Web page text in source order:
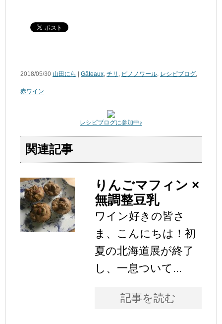
2018/05/30 山田にら Gâteaux, チリ , ピノノワール, レシピブログ,
赤ワイン
レシピブログに参加中♪
関連記事
りんごマフィン ×
無調整豆乳
ワイン好きの皆さ
ま、こんにちは！初
夏の北海道展が終了
し、一息ついて...
記事を読む